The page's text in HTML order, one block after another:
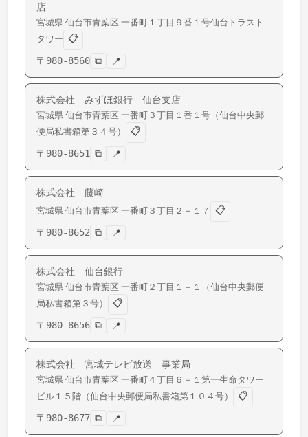
店
宮城県 仙台市青葉区 一番町 １丁目９番１号仙台トラスト
タワー 📋
〒 980-8560 ⧉ 📍
株式会社 みずほ銀行 仙台支店
宮城県 仙台市青葉区 一番町 ３丁目１番１号（仙台中央郵
便局私書箱第３４号）
📋
〒 980-8651 ⧉ 📍
株式会社 藤崎
宮城県 仙台市青葉区 一番町 ３丁目２－１７
📋
〒 980-8652 ⧉ 📍
株式会社 仙台銀行
宮城県 仙台市青葉区 一番町 ２丁目１－１（仙台中央郵便
局私書箱第３号）
📋
〒 980-8656 ⧉ 📍
株式会社 宮城テレビ放送 事業局
宮城県 仙台市青葉区 一番町 ４丁目６－１第一生命タワー
ビル１５階（仙台中央郵便局私書箱第１０４号）
📋
〒 980-8677 ⧉ 📍